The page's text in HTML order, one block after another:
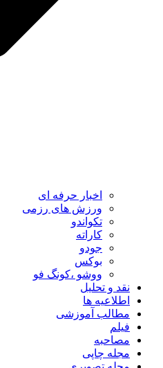
اخبار حرفه ای
ورزش های رزمی
تکواندو
کاراته
جودو
بوکس
ووشو ،کونگ فو
نقد و تحلیل
اطلاعیه ها
مطالب آموزشی
فیلم
مصاحبه
مجله چاپی